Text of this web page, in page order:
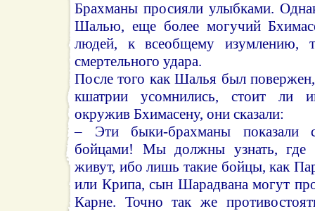
Брахманы просияли улыбками.
Шалью, еще более могучий
людей, к всеобщему изумлению,
смертельного удара.
После того как Шалья был повержен,
кшатрии усомнились, стоит ли
окружив Бхимасену, они сказали:
– Эти быки-брахманы показали
бойцами! Мы должны узнать, где
живут, ибо лишь такие бойцы, как
или Крипа, сын Шарадвана могут
Карне. Точно так же